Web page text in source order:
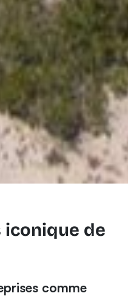
iconique de
comme